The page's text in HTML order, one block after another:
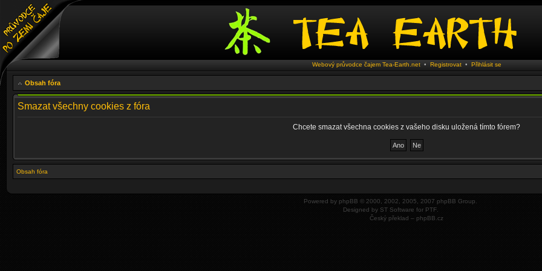
Webový průvodce čajem Tea-Earth.net• Registrovat • Přihlásit se
Obsah fóra
Smazat všechny cookies z fóra
Chcete smazat všechna cookies z vašeho disku uložená tímto fórem?
Obsah fóra
Powered by phpBB © 2000, 2002, 2005, 2007 phpBB Group.
Designed by ST Software for PTF.
Český překlad – phpBB.cz